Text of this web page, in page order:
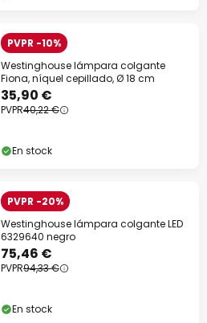
PVPR -10%
Westinghouse lámpara colgante
Fiona, níquel cepillado, Ø 18 cm
35,90 €
PVPR40,22 €
En stock
PVPR -20%
Westinghouse lámpara colgante LED
6329640 negro
75,46 €
PVPR94,33 €
En stock